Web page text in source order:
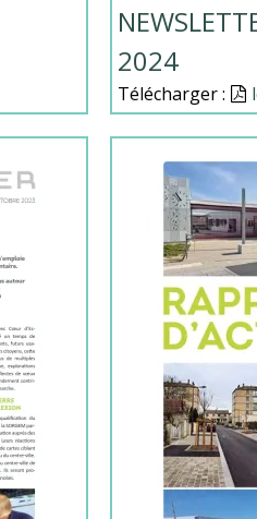
2024
Télécharger :